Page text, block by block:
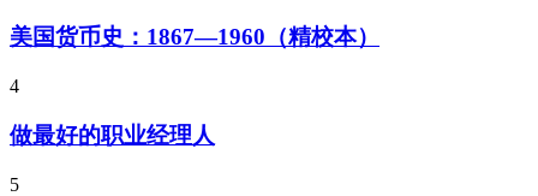
美国货币史：1867—1960（精校本）
4
做最好的职业经理人
5